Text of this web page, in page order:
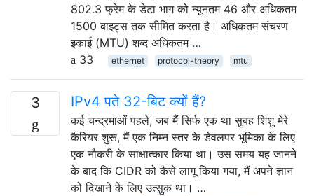
802.3 फ्रेम के डेटा भाग को न्यूनतम 46 और अधिकतम
1500 बाइट्स तक सीमित करता है। अधिकतम संचरण
इकाई (MTU) शब्द अधिकतम …
33
ethernet protocol-theory mtu
3 IPv4 पते 32-बिट क्यों हैं?
कई चन्द्रमाओं पहले, जब मैं सिर्फ एक था सुबह शिशु मेरे
कैरियर शुरू, मैं एक निम्न स्तर के डेवलपर भूमिका के लिए
एक नौकरी के साक्षात्कार किया था। उस समय यह जानने
के बाद कि CIDR को कैसे लागू किया गया, मैं अपने ज्ञान
को दिखाने के लिए उत्सुक था। …